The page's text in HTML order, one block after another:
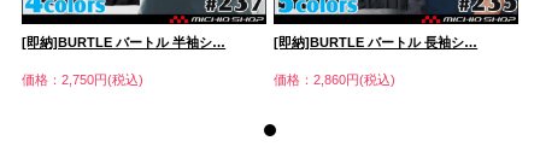
[即納]BURTLE バートル 半袖シ…
価格：2,750円(税込)
[即納]BURTLE バートル 長袖シ…
価格：2,860円(税込)